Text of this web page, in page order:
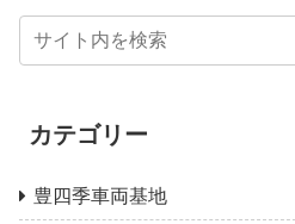
カテゴリー
豊四季車両基地